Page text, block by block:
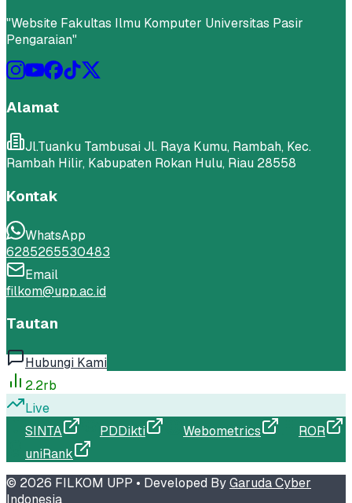
"Website Fakultas Ilmu Komputer Universitas Pasir
Pengaraian"
Alamat
Jl.Tuanku Tambusai Jl. Raya Kumu, Rambah, Kec.
Rambah Hilir, Kabupaten Rokan Hulu, Riau 28558
Kontak
WhatsApp
6285265530483
Email
filkom@upp.ac.id
Tautan
Hubungi Kami
2.2rb
Live
SINTA
PDDikti Webometrics
ROR
uniRank
© 2026 FILKOM UPP • Developed ByGaruda Cyber
Indonesia